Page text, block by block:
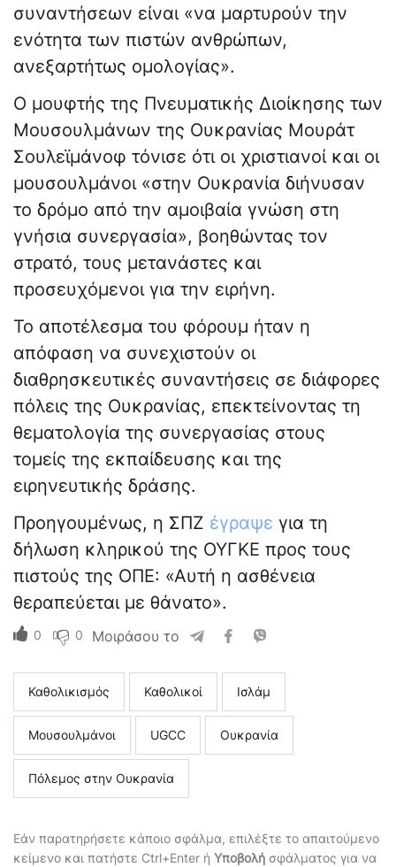
συναντήσεων είναι «να μαρτυρούν την
ενότητα των πιστών ανθρώπων,
ανεξαρτήτως ομολογίας».
Ο μουφτής της Πνευματικής Διοίκησης των
Μουσουλμάνων της Ουκρανίας Μουράτ
Σουλεϊμάνοφ τόνισε ότι οι χριστιανοί και οι
μουσουλμάνοι «στην Ουκρανία διήνυσαν
το δρόμο από την αμοιβαία γνώση στη
γνήσια συνεργασία», βοηθώντας τον
στρατό, τους μετανάστες και
προσευχόμενοι για την ειρήνη.
Το αποτέλεσμα του φόρουμ ήταν η
απόφαση να συνεχιστούν οι
διαθρησκευτικές συναντήσεις σε διάφορες
πόλεις της Ουκρανίας, επεκτείνοντας τη
θεματολογία της συνεργασίας στους
τομείς της εκπαίδευσης και της
ειρηνευτικής δράσης.
Προηγουμένως, η ΣΠΖ έγραψε για τη
δήλωση κληρικού της ΟΥΓΚΕ προς τους
πιστούς της ΟΠΕ: «Αυτή η ασθένεια
θεραπεύεται με θάνατο».
0 0 Μοιράσου το
Καθολικισμός Καθολικοί Ισλάμ
Μουσουλμάνοι UGCC Ουκρανία
Πόλεμος στην Ουκρανία
Εάν παρατηρήσετε κάποιο σφάλμα, επιλέξτε το απαιτούμενο
κείμενο και πατήστε Ctrl+Enter ή Υποβολή σφάλματος για να